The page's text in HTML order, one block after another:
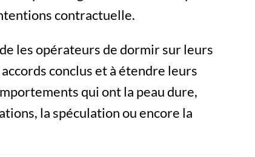
contractuelle.
les opérateurs de dormir sur leurs
conclus et à étendre leurs
qui ont la peau dure,
la spéculation ou encore la